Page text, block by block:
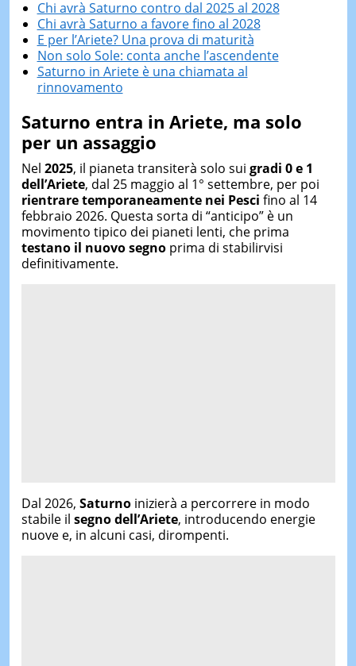
Chi avrà Saturno contro dal 2025 al 2028
Chi avrà Saturno a favore fino al 2028
E per l’Ariete? Una prova di maturità
Non solo Sole: conta anche l’ascendente
Saturno in Ariete è una chiamata al
rinnovamento
Saturno entra in Ariete, ma solo
per un assaggio
Nel 2025, il pianeta transiterà solo sui gradi 0 e 1
dell’Ariete, dal 25 maggio al 1° settembre, per poi
rientrare temporaneamente nei Pesci fino al 14
febbraio 2026. Questa sorta di “anticipo” è un
movimento tipico dei pianeti lenti, che prima
testano il nuovo segnoprima di stabilirvisi
definitivamente.
Dal 2026, Saturnoinizierà a percorrere in modo
stabile il segno dell’Ariete, introducendo energie
nuove e, in alcuni casi, dirompenti.